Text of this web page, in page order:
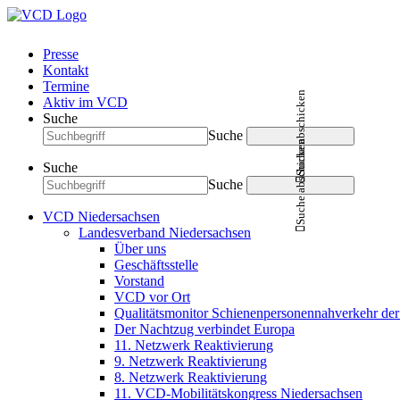
Presse
Kontakt
Termine
Aktiv im VCD
Suche
Suche
Suche abschicken
Suche
Suche
Suche abschicken
VCD Niedersachsen
Landesverband Niedersachsen
Über uns
Geschäftsstelle
Vorstand
VCD vor Ort
Qualitätsmonitor Schienenpersonennahverkehr
Der Nachtzug verbindet Europa
11. Netzwerk Reaktivierung
9. Netzwerk Reaktivierung
8. Netzwerk Reaktivierung
11. VCD-Mobilitätskongress Niedersachsen